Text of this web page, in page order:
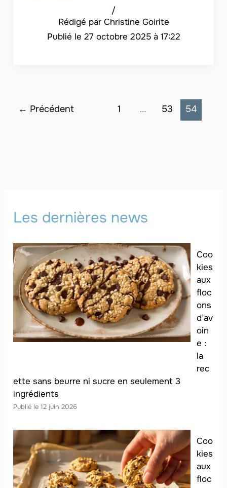
Christine Goirite
/
27 octobre 2025 à 17:22
← Précédent 1 … 53 54
Les dernières news
Coo
kies
aux
floc
ons
d’av
oin
e :
la
rec
ette sans beurre ni sucre en seulement 3
ingrédients
12 juin 2026
Coo
kies
aux
floc